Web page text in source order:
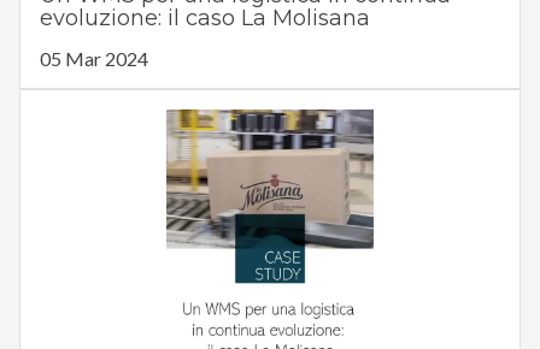
evoluzione: il caso La Molisana
05 Mar 2024